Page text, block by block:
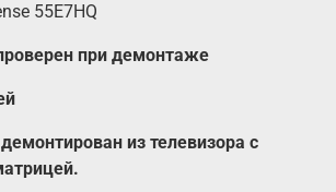
55E7HQ
при демонтаже
из телевизора с